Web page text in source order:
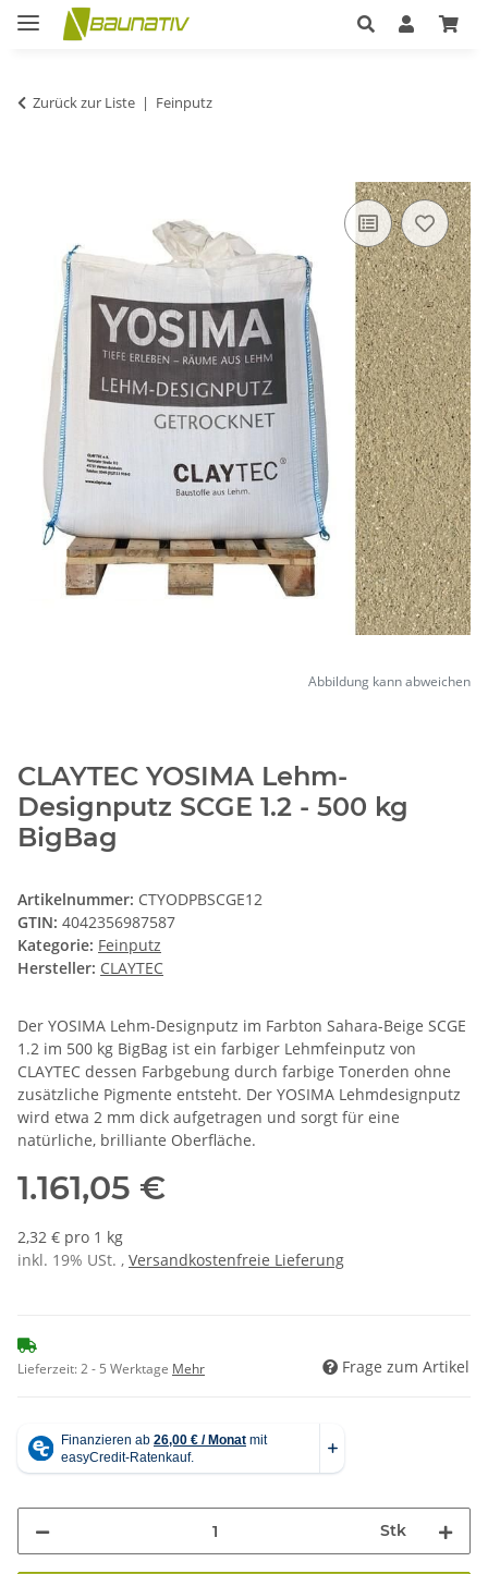
Zurück zur Liste Feinputz
Abbildung kann abweichen
CLAYTEC YOSIMA Lehm-
Designputz SCGE 1.2 - 500 kg
BigBag
Artikelnummer: CTYODPBSCGE12
GTIN: 4042356987587
Kategorie: Feinputz
Hersteller: CLAYTEC
Der YOSIMA Lehm-Designputz im Farbton Sahara-Beige SCGE
1.2 im 500 kg BigBag ist ein farbiger Lehmfeinputz von
CLAYTEC dessen Farbgebung durch farbige Tonerden ohne
zusätzliche Pigmente entsteht. Der YOSIMA Lehmdesignputz
wird etwa 2 mm dick aufgetragen und sorgt für eine
natürliche, brilliante Oberfläche.
1.161,05 €
2,32 € pro 1 kg
inkl. 19% USt. , Versandkostenfreie Lieferung
Lieferzeit:2 - 5 Werktage Mehr Frage zum Artikel
Stk